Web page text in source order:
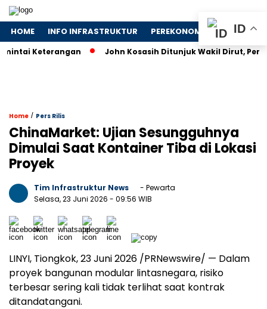
HOME INFO INFRASTRUKTUR PEREKONOMIAN
John Kosasih Ditunjuk Wakil Dirut, Perkuat
Home / Pers Rilis
ChinaMarket: Ujian Sesungguhnya
Dimulai Saat Kontainer Tiba di Lokasi
Proyek
Tim Infrastruktur News
- Pewarta
Selasa, 23 Juni 2026 - 09:56 WIB
LINYI, Tiongkok, 23 Juni 2026 /PRNewswire/ — Dalam
proyek bangunan modular lintasnegara, risiko
terbesar sering kali tidak terlihat saat kontrak
ditandatangani.
ID